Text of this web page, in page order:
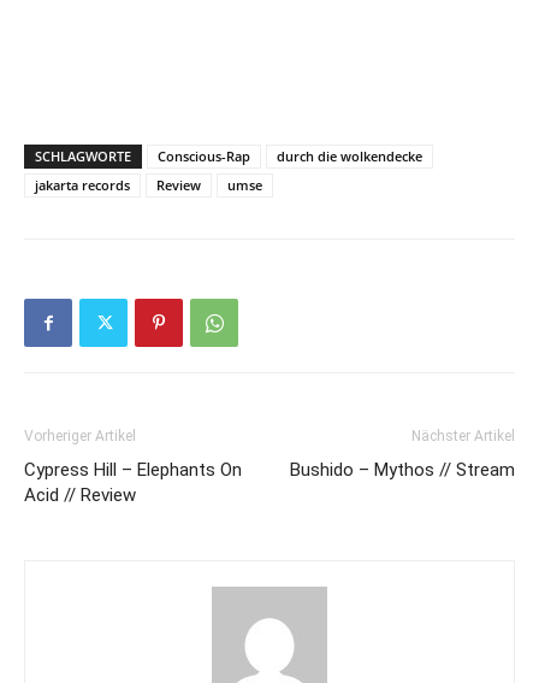
SCHLAGWORTE Conscious-Rap
durch die wolkendecke
jakarta records
Review umse
Vorheriger Artikel
Cypress Hill – Elephants On
Acid // Review
Nächster Artikel
Bushido – Mythos // Stream